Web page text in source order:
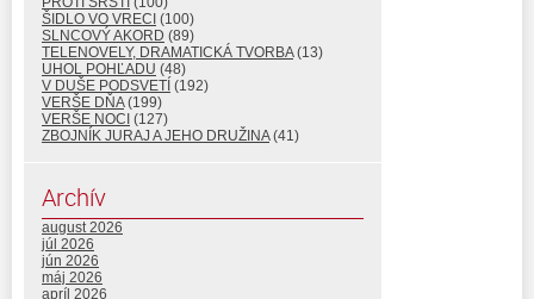
ŠIDLO VO VRECI (100)
SLNCOVÝ AKORD (89)
TELENOVELY, DRAMATICKÁ TVORBA(13)
UHOL POHĽADU (48)
V DUŠE PODSVETÍ (192)
VERŠE DŇA(199)
VERŠE NOCI (127)
ZBOJNÍK JURAJ A JEHO DRUŽINA(41)
Archív
august 2026
júl 2026
jún 2026
máj 2026
apríl 2026